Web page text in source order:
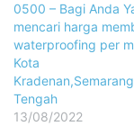
0500 – Bagi Anda
mencari harga
waterproofing per
Kota
Tengah
13/08/2022